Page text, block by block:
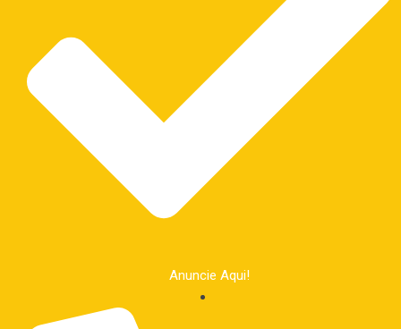
Anuncie Aqui!